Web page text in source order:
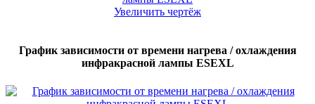
Увеличить чертёж
График зависимости от времени нагрева / охлаждения
инфракрасной лампы ESEXL